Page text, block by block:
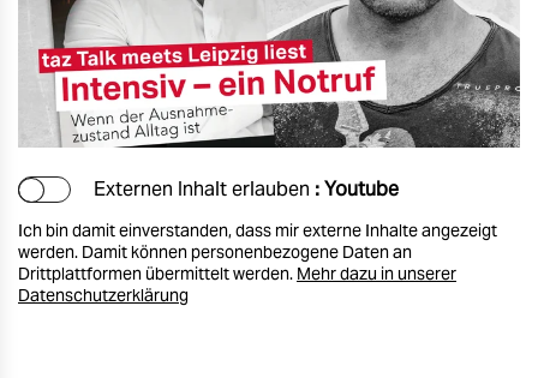
Externen Inhalt erlauben : Youtube
Ich bin damit einverstanden, dass mir externe Inhalte angezeigt
werden. Damit können personenbezogene Daten an
Drittplattformen übermittelt werden. Mehr dazu in unserer
Datenschutzerklärung